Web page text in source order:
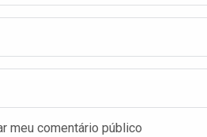
meu comentário público